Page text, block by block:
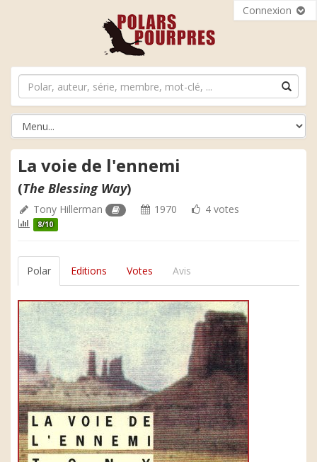
Connexion
La voie de l'ennemi
(The Blessing Way)
Tony Hillerman 1970 4 votes
8/10
Polar Editions Votes Avis